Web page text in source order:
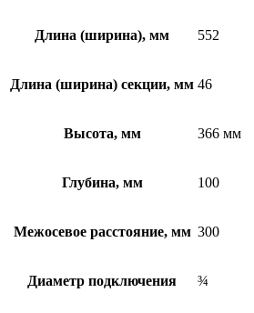
Длина (ширина), мм 552
Длина (ширина) секции, мм 46
Высота, мм 366 мм
Глубина, мм 100
Межосевое расстояние, мм 300
Диаметр подключения ¾